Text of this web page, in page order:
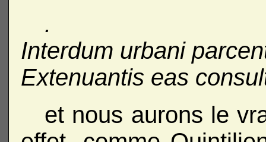
.
Interdum urbani
Extenuantis eas
et nous aurons le